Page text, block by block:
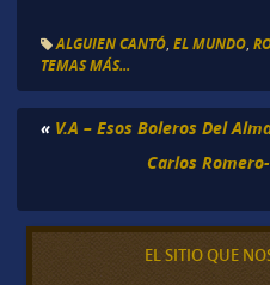
ALGUIEN CANTÓ, EL MUNDO,
TEMAS MÁS...
« V.A – Esos Boleros Del
Carlos
EL SITIO QUE